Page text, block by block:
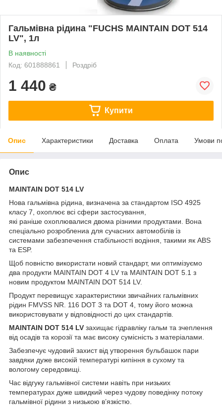
Гальмівна рідина "FUCHS MAINTAIN DOT 514
LV", 1л
В наявності
Код: 601888861
Роздріб
1 440 ₴
Купити
Опис Характеристики Доставка Оплата Умови
Опис
MAINTAIN DOT 514 LV
Нова гальмівна рідина, визначена за стандартом ISO 4925
класу 7, охоплює всі сфери застосування,
які раніше охоплювалися двома різними продуктами. Вона
спеціально розроблениа для сучасних автомобілів із
системами забезпечення стабільності водіння, такими як ABS
та ESP.
Щоб повністю використати новий стандарт, ми оптимізуємо
два продукти MAINTAIN DOT 4 LV та MAINTAIN DOT 5.1 з
новим продуктом MAINTAIN DOT 514 LV.
Продукт перевищує характеристики звичайних гальмівних
рідин FMVSS NR. 116 DOT 3 та DOT 4, тому його можна
використовувати у відповідності до цих стандартів.
MAINTAIN DOT 514 LV захищає гідравліку гальм та зчеплення
від осадів та корозії та має високу сумісність з матеріалами.
Забезпечує чудовий захист від утворення бульбашок пари
завдяки дуже високій температурі кипіння в сухому та
вологому середовищі.
Час відгуку гальмівної системи навіть при низьких
температурах дуже швидкий через чудову поведінку потоку
гальмівної рідини з низькою в’язкістю.